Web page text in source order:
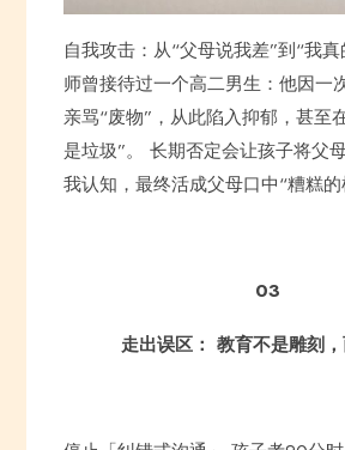
自我攻击：从“父母说我差”到“我
师曾接待过一个高二男生：他因一
亲骂“废物”，从此陷入抑郁，甚至
是垃圾”。 长期否定会让孩子将父
我认知，最终活成父母口中“糟糕的
03
走出误区： 教育不是雕刻